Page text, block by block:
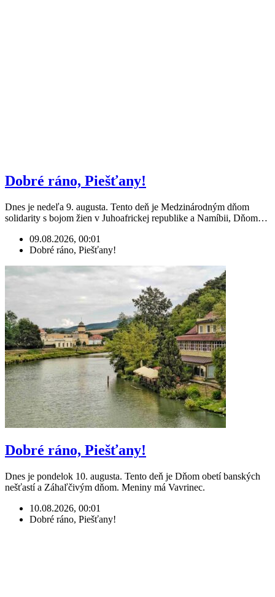
Dobré ráno, Piešťany!
Dnes je nedeľa 9. augusta. Tento deň je Medzinárodným dňom
solidarity s bojom žien v Juhoafrickej republike a Namíbii, Dňom…
09.08.2026, 00:01
Dobré ráno, Piešťany!
Dobré ráno, Piešťany!
Dnes je pondelok 10. augusta. Tento deň je Dňom obetí banských
nešťastí a Záhaľčivým dňom. Meniny má Vavrinec.
10.08.2026, 00:01
Dobré ráno, Piešťany!